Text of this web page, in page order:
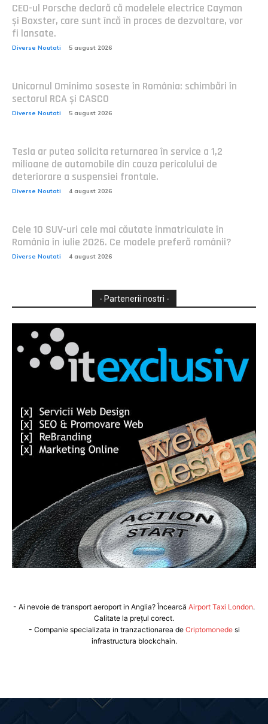
CEO-ul Porsche declară că modelele electrice Cayman
și Boxster, care sunt încă în proces de dezvoltare, vor
fi lansate.
Diverse Noutati 5 august 2026
Unicornul Ominimo soseste în România: schimbări în
sectorul RCA și CASCO
Diverse Noutati 5 august 2026
Tesla ar putea solicita returnarea în service a 1,2
milioane de automobile din cauza pericolului de
deteriorare a suspensiei frontale.
Diverse Noutati 4 august 2026
Cele 10 SUV-uri cele mai căutate înmatriculate în
România în iulie 2026. Ce modele preferă românii?
Diverse Noutati 4 august 2026
- Partenerii nostri -
- Ai nevoie de transport aeroport in Anglia? Încearcă Airport Taxi London.
Calitate la prețul corect.
- Companie specializata in tranzactionarea de Criptomonedesi
infrastructura blockchain.